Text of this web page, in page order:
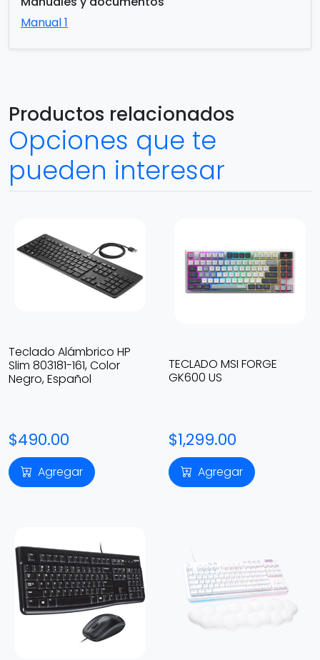
Manual 1
Productos relacionados
Opciones que te
pueden interesar
Teclado Alámbrico HP
Slim 803181-161, Color
Negro, Español
$490.00
Agregar
TECLADO MSI FORGE
GK600 US
$1,299.00
Agregar